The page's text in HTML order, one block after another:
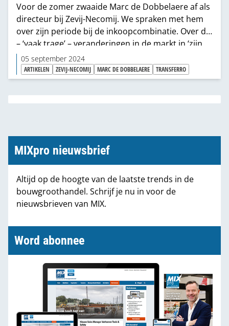
Voor de zomer zwaaide Marc de Dobbelaere af als
directeur bij Zevij-Necomij. We spraken met hem
over zijn periode bij de inkoopcombinatie. Over de
– ‘vaak trage’ – veranderingen in de markt in ‘zijn
twintig jaar’. En over de overname van Transferro
die hij nog deed terwijl hij de eindstreep in zicht
had.
05 september 2024
ARTIKELEN ZEVIJ-NECOMIJ MARC DE DOBBELAERE TRANSFERRO
MIXpro nieuwsbrief
Altijd op de hoogte van de laatste trends in de
bouwgroothandel. Schrijf je nu in voor de
nieuwsbrieven van MIX.
Word abonnee